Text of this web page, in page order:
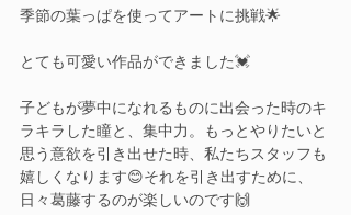
季節の葉っぱを使ってアートに挑戦🌟
とても可愛い作品ができました💓
子どもが夢中になれるものに出会った時のキ
ラキラした瞳と、集中力。もっとやりたいと
思う意欲を引き出せた時、私たちスタッフも
嬉しくなります😊それを引き出すために、
日々葛藤するのが楽しいのです🙌